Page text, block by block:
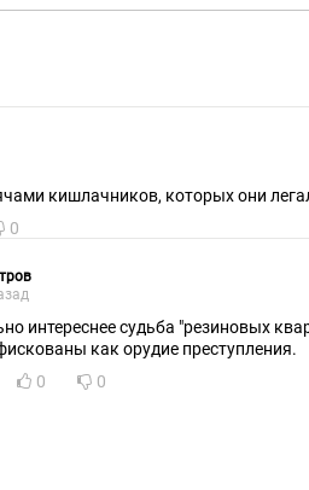
кишлачников, которых они
0
интереснее судьба "резиновых
как орудие преступления.
0 0